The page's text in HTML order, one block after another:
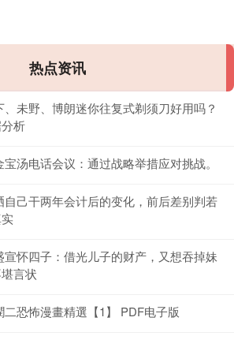
热点资讯
未野、博朗迷你往复式剃须刀好用吗？
析
汤电话会议：通过战略举措应对挑战。
己干两年会计后的变化，前后差别判若
宣怀四子：借光儿子的财产，又想吞掉妹
言状
二恐怖漫畫精選【1】 PDF电子版